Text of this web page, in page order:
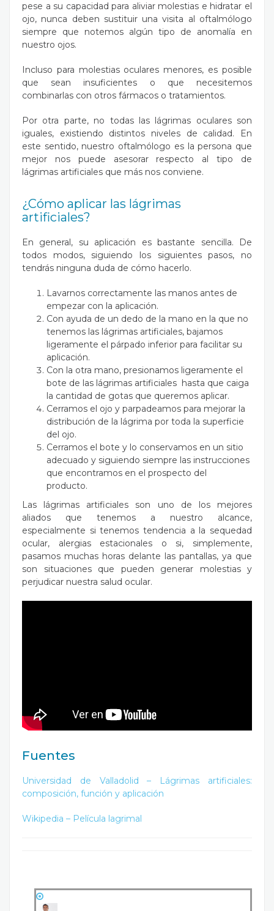
pese a su capacidad para aliviar molestias e hidratar el
ojo, nunca deben sustituir una visita al oftalmólogo
siempre que notemos algún tipo de anomalía en
nuestro ojos.
Incluso para molestias oculares menores, es posible
que sean insuficientes o que necesitemos
combinarlas con otros fármacos o tratamientos.
Por otra parte, no todas las lágrimas oculares son
iguales, existiendo distintos niveles de calidad. En
este sentido, nuestro oftalmólogo es la persona que
mejor nos puede asesorar respecto al tipo de
lágrimas artificiales que más nos conviene.
¿Cómo aplicar las lágrimas
artificiales?
En general, su aplicación es bastante sencilla. De
todos modos, siguiendo los siguientes pasos, no
tendrás ninguna duda de cómo hacerlo.
Lavarnos correctamente las manos antes de
empezar con la aplicación.
Con ayuda de un dedo de la mano en la que no
tenemos las lágrimas artificiales, bajamos
ligeramente el párpado inferior para facilitar su
aplicación.
Con la otra mano, presionamos ligeramente el
bote de las lágrimas artificiales hasta que caiga
la cantidad de gotas que queremos aplicar.
Cerramos el ojo y parpadeamos para mejorar la
distribución de la lágrima por toda la superficie
del ojo.
Cerramos el bote y lo conservamos en un sitio
adecuado y siguiendo siempre las instrucciones
que encontramos en el prospecto del
producto.
Las lágrimas artificiales son uno de los mejores
aliados que tenemos a nuestro alcance,
especialmente si tenemos tendencia a la sequedad
ocular, alergias estacionales o si, simplemente,
pasamos muchas horas delante las pantallas, ya que
son situaciones que pueden generar molestias y
perjudicar nuestra salud ocular.
Fuentes
Universidad de Valladolid – Lágrimas artificiales:
composición, función y aplicación
Wikipedia – Película lagrimal